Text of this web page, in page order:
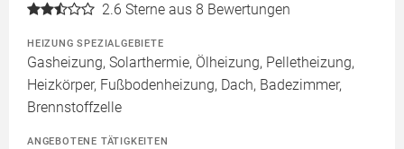
2.6 Sterne aus 8 Bewertungen
HEIZUNG SPEZIALGEBIETE
Gasheizung, Solarthermie, Ölheizung, Pelletheizung,
Heizkörper, Fußbodenheizung, Dach, Badezimmer,
Brennstoffzelle
ANGEBOTENE TÄTIGKEITEN